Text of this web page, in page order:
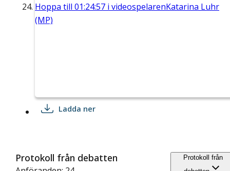
Hoppa till 01:24:57 i videospelarenKatarina Luhr
(MP)
Ladda ner
Protokoll från debatten
Protokoll från